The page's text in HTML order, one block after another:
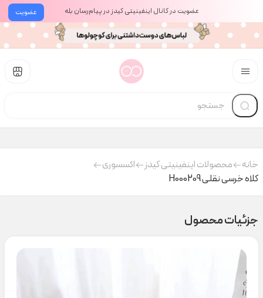
عضویت عضویت در کانال اینفینیتی کیدز در پیام‌رسان بله
خانه محصولات اینفینیتی کیدز
اکسسوری
کلاه خرسی نقلی H000209
جزئیات محصول